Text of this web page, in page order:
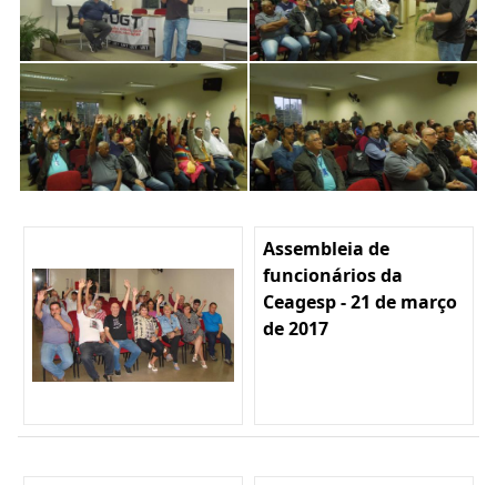
Assembleia de
funcionários da
Ceagesp - 21 de março
de 2017